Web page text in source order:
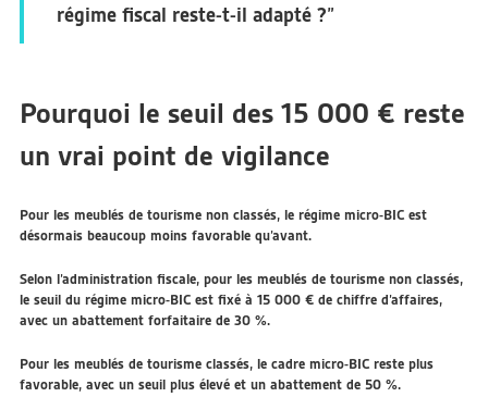
régime fiscal reste-t-il adapté ?”
Pourquoi le seuil des 15 000 € reste
un vrai point de vigilance
Pour les meublés de tourisme non classés, le régime micro-BIC est
désormais beaucoup moins favorable qu’avant.
Selon l’administration fiscale, pour les meublés de tourisme non classés,
le seuil du régime micro-BIC est fixé à 15 000 € de chiffre d’affaires,
avec un abattement forfaitaire de 30 %.
Pour les meublés de tourisme classés, le cadre micro-BIC reste plus
favorable, avec un seuil plus élevé et un abattement de 50 %.